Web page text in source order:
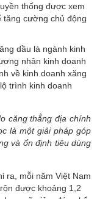
thống được xem
tăng cường chủ động
dầu là ngành kinh
nhân kinh doanh
về kinh doanh xăng
trình kinh doanh
căng thẳng địa chính
là một giải pháp góp
và ổn định tiêu dùng
ra, mỗi năm Việt Nam
được khoảng 1,2